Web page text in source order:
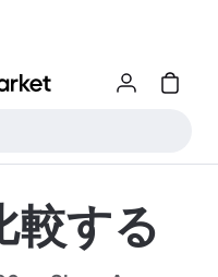
較する